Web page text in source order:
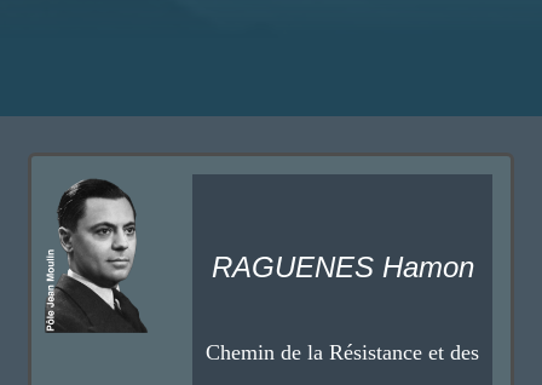
RAGUENES Hamon
Chemin de la Résistance et des